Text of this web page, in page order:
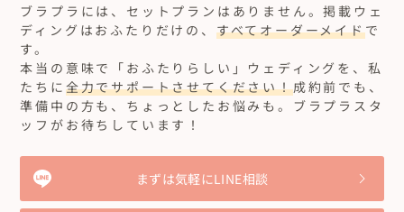
ブラプラには、セットプランはありません。掲載ウェ
ディングはおふたりだけの、 すべてオーダーメイドで
す。
本当の意味で「おふたりらしい」ウェディングを、私
たちに 全力でサポートさせてください！成約前でも、
準備中の方も、ちょっとしたお悩みも。ブラプラスタ
ッフがお待ちしています！
まずは気軽にLINE相談